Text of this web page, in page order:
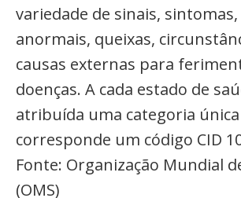
variedade de sinais,
anormais, queixas,
causas externas para
doenças. A cada estado de
atribuída uma categoria
corresponde um código CID
Fonte: Organização Mundial
(OMS)